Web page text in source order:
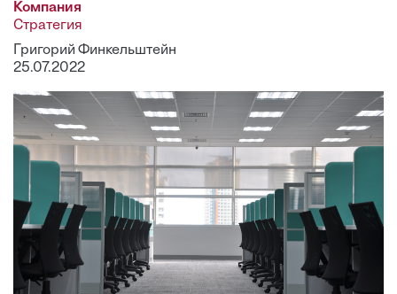
Компания
Стратегия
Григорий Финкельштейн
25.07.2022